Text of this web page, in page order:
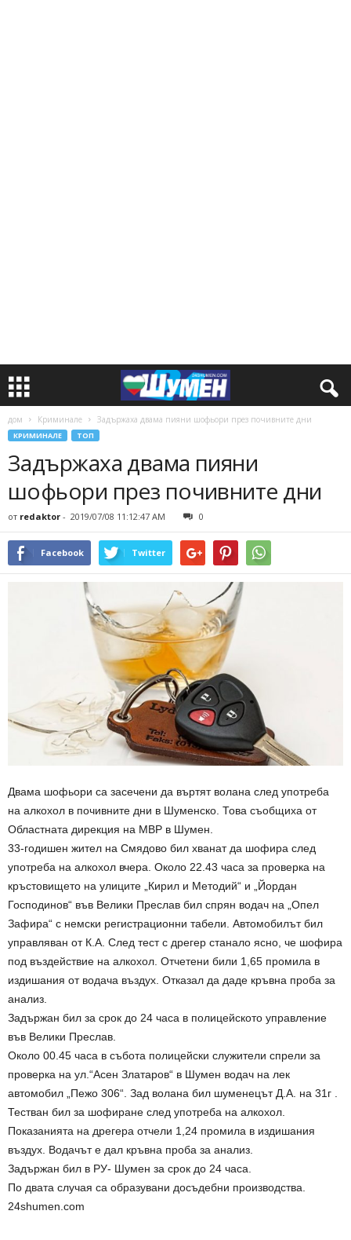
дом Криминале Задържаха двама пияни шофьори през почивните дни
КРИМИНАЛЕ ТОП
Задържаха двама пияни
шофьори през почивните дни
от redaktor - 2019/07/08 11:12:47 AM 0
Facebook Twitter
Двама шофьори са засечени да въртят волана след употреба
на алкохол в почивните дни в Шуменско. Това съобщиха от
Областната дирекция на МВР в Шумен.
33-годишен жител на Смядово бил хванат да шофира след
употреба на алкохол вчера. Около 22.43 часа за проверка на
кръстовището на улиците „Кирил и Методий“ и „Йордан
Господинов“ във Велики Преслав бил спрян водач на „Опел
Зафира“ с немски регистрационни табели. Автомобилът бил
управляван от К.А. След тест с дрегер станало ясно, че шофира
под въздействие на алкохол. Отчетени били 1,65 промила в
издишания от водача въздух. Отказал да даде кръвна проба за
анализ.
Задържан бил за срок до 24 часа в полицейското управление
във Велики Преслав.
Около 00.45 часа в събота полицейски служители спрели за
проверка на ул.“Асен Златаров“ в Шумен водач на лек
автомобил „Пежо 306“. Зад волана бил шуменецът Д.А. на 31г .
Тестван бил за шофиране след употреба на алкохол.
Показанията на дрегера отчели 1,24 промила в издишания
въздух. Водачът е дал кръвна проба за анализ.
Задържан бил в РУ- Шумен за срок до 24 часа.
По двата случая са образувани досъдебни производства.
24shumen.com